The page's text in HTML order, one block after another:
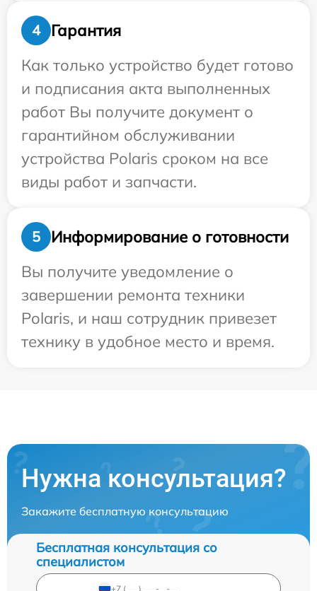
4
Гарантия
Как только устройство будет готово
и подписания акта выполненных
работ Вы получите документ о
гарантийном обслуживании
устройства Polaris сроком на все
виды работ и запчасти.
5
Информирование о готовности
Вы получите уведомление о
завершении ремонта техники
Polaris, и наш сотрудник привезет
технику в удобное место и время.
Нужна консультация?
Закажите бесплатную консультацию
Бесплатная консультация со
специалистом